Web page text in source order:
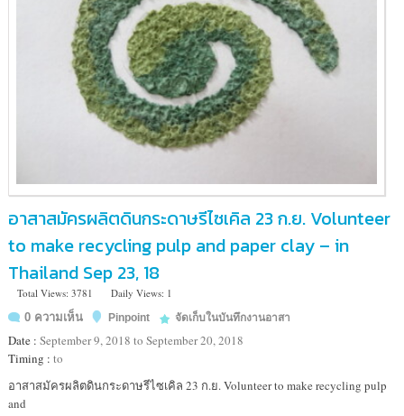
อาสาสมัครผลิตดินกระดาษรีไซเคิล 23 ก.ย. Volunteer
to make recycling pulp and paper clay – in
Thailand Sep 23, 18
Total Views: 3781
Daily Views: 1
0 ความเห็น
Pinpoint จัดเก็บในบันทึกงานอาสา
Date : September 9, 2018 to September 20, 2018
Timing : to
Location
:
อาสาสมัครผลิตดินกระดาษรีไซเคิล 23 ก.ย. Volunteer to make recycling pulp
and